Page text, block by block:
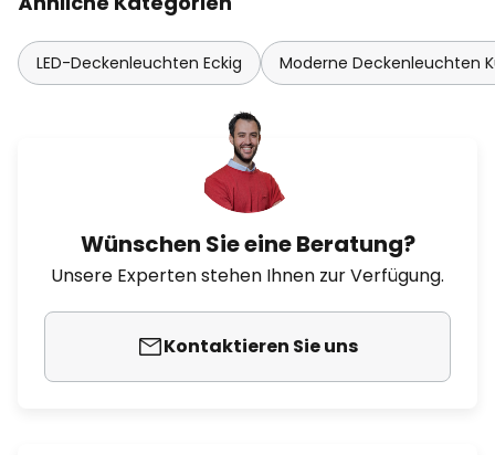
LED-Deckenleuchten Eckig Moderne Deckenleuchten
Wünschen Sie eine Beratung?
Unsere Experten stehen Ihnen zur Verfügung.
Kontaktieren Sie uns